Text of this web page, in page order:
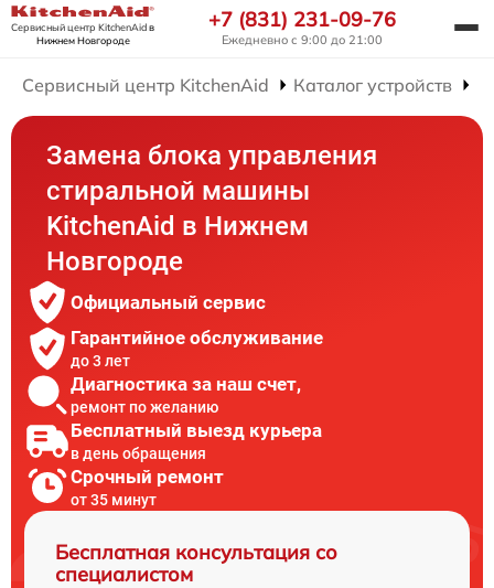
Сервисный центр KitchenAidв
Нижнем Новгороде
+7 (831) 231-09-76
Ежедневно с 9:00 до 21:00
Сервисный центр KitchenAid Каталог устройств
Замена блока управления
стиральной машины
KitchenAid в Нижнем
Новгороде
Официальный сервис
Гарантийное обслуживание
до 3 лет
Диагностика за наш счет,
ремонт по желанию
Бесплатный выезд курьера
в день обращения
Срочный ремонт
от 35 минут
Бесплатная консультация со
специалистом